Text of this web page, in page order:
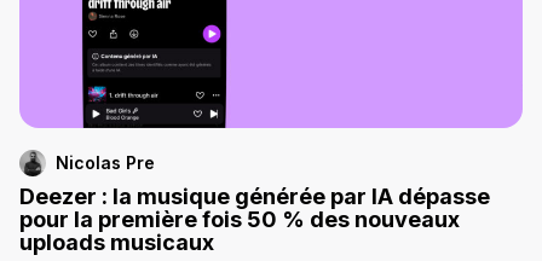
Nicolas Pre
Deezer : la musique générée par IA dépasse
pour la première fois 50 % des nouveaux
uploads musicaux